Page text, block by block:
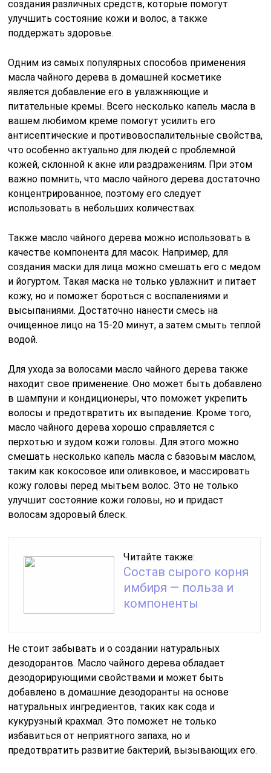
создания различных средств, которые помогут
улучшить состояние кожи и волос, а также
поддержать здоровье.
Одним из самых популярных способов применения
масла чайного дерева в домашней косметике
является добавление его в увлажняющие и
питательные кремы. Всего несколько капель масла в
вашем любимом креме помогут усилить его
антисептические и противовоспалительные свойства,
что особенно актуально для людей с проблемной
кожей, склонной к акне или раздражениям. При этом
важно помнить, что масло чайного дерева достаточно
концентрированное, поэтому его следует
использовать в небольших количествах.
Также масло чайного дерева можно использовать в
качестве компонента для масок. Например, для
создания маски для лица можно смешать его с медом
и йогуртом. Такая маска не только увлажнит и питает
кожу, но и поможет бороться с воспалениями и
высыпаниями. Достаточно нанести смесь на
очищенное лицо на 15-20 минут, а затем смыть теплой
водой.
Для ухода за волосами масло чайного дерева также
находит свое применение. Оно может быть добавлено
в шампуни и кондиционеры, что поможет укрепить
волосы и предотвратить их выпадение. Кроме того,
масло чайного дерева хорошо справляется с
перхотью и зудом кожи головы. Для этого можно
смешать несколько капель масла с базовым маслом,
таким как кокосовое или оливковое, и массировать
кожу головы перед мытьем волос. Это не только
улучшит состояние кожи головы, но и придаст
волосам здоровый блеск.
Читайте также:
Состав сырого корня
имбиря — польза и
компоненты
Не стоит забывать и о создании натуральных
дезодорантов. Масло чайного дерева обладает
дезодорирующими свойствами и может быть
добавлено в домашние дезодоранты на основе
натуральных ингредиентов, таких как сода и
кукурузный крахмал. Это поможет не только
избавиться от неприятного запаха, но и
предотвратить развитие бактерий, вызывающих его.